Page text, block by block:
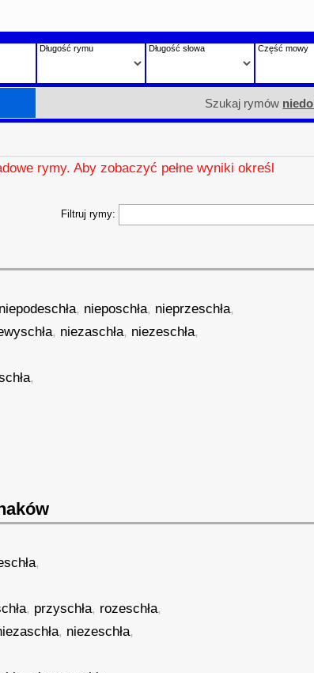
Długość rymu Długość słowa Część mowy
Szukaj rymów
rymy. Aby zobaczyć pełne wyniki określ
Filtruj rymy:
niepodeschła, nieposchła, nieprzeschła,
, niezaschła, niezeschła,
,
,
, przyschła, rozeschła,
, niezeschła,